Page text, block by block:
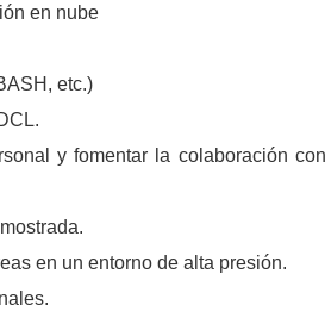
en nube
etc.)
y fomentar la colaboración
en un entorno de alta presión.